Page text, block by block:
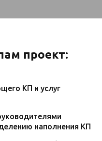
проект:
КП и услуг
наполнения КП